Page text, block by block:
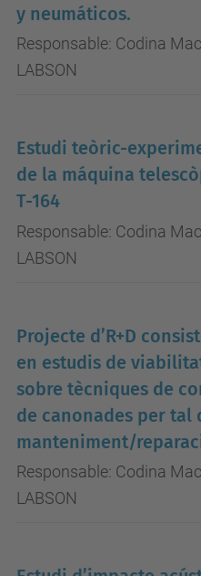
y neumáticos.
Responsable: Codina
LABSON
Estudi teòric-
de la máquina
T-164
Responsable: Codina
LABSON
Projecte d’R+D
en estudis de
sobre tècniques de
de canonades per tal
manteniment/
Responsable: Codina
LABSON